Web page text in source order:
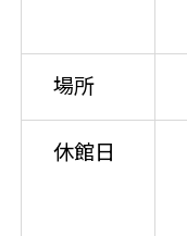
場所
休館日